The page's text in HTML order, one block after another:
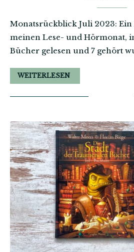
Monatsrückblick Juli 2023:
meinen Lese- und Hörmonat,
Bücher gelesen und 7 gehört
WEITERLESEN